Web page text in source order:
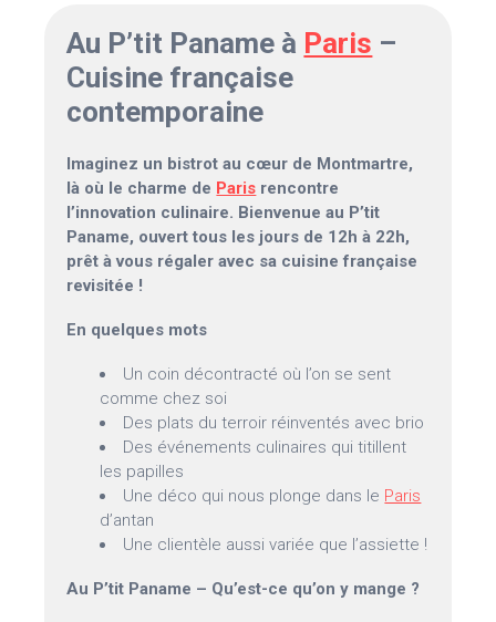
Au P’tit Paname à Paris –
Cuisine française
contemporaine
Imaginez un bistrot au cœur de Montmartre,
là où le charme de Paris rencontre
l’innovation culinaire. Bienvenue au P’tit
Paname, ouvert tous les jours de 12h à 22h,
prêt à vous régaler avec sa cuisine française
revisitée !
En quelques mots
Un coin décontracté où l’on se sent
comme chez soi
Des plats du terroir réinventés avec brio
Des événements culinaires qui titillent
les papilles
Une déco qui nous plonge dans le Paris
d’antan
Une clientèle aussi variée que l’assiette !
Au P’tit Paname – Qu’est-ce qu’on y mange ?